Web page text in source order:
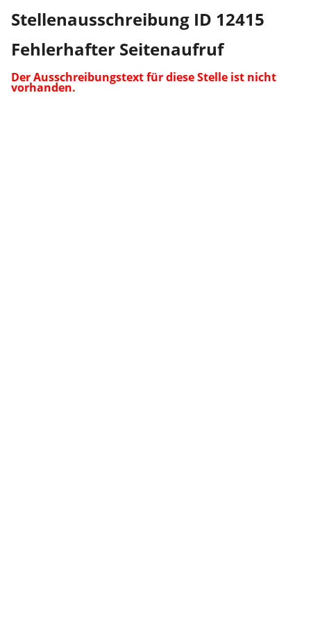
Stellenausschreibung ID 12415
Fehlerhafter Seitenaufruf
Der Ausschreibungstext für diese Stelle ist nicht
vorhanden.